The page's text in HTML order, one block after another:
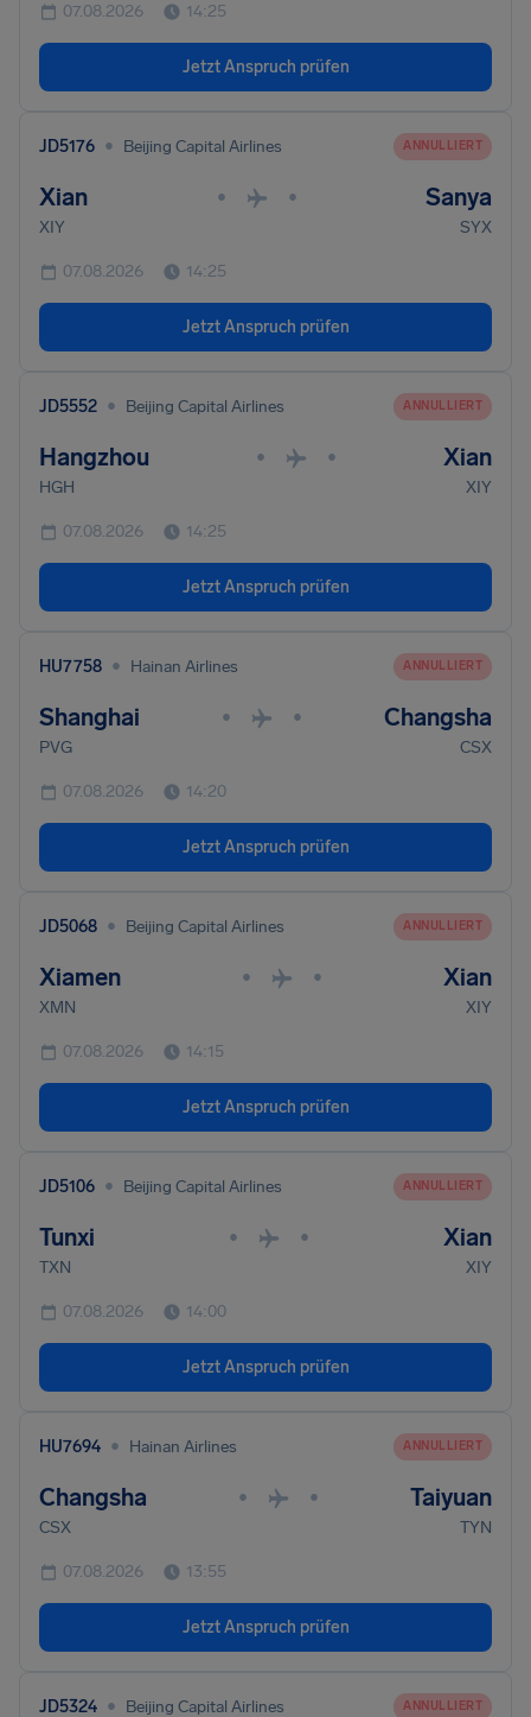
07.08.2026 14:25
Jetzt Anspruch prüfen
JD5176 • Beijing Capital Airlines ANNULLIERT
Xian • • Sanya
XIY SYX
07.08.2026 14:25
Jetzt Anspruch prüfen
JD5552 • Beijing Capital Airlines ANNULLIERT
Hangzhou • • Xian
HGH XIY
07.08.2026 14:25
Jetzt Anspruch prüfen
HU7758 • Hainan Airlines ANNULLIERT
Shanghai • • Changsha
PVG CSX
07.08.2026 14:20
Jetzt Anspruch prüfen
JD5068 • Beijing Capital Airlines ANNULLIERT
Xiamen • • Xian
XMN XIY
07.08.2026 14:15
Jetzt Anspruch prüfen
JD5106 • Beijing Capital Airlines ANNULLIERT
Tunxi • • Xian
TXN XIY
07.08.2026 14:00
Jetzt Anspruch prüfen
HU7694 • Hainan Airlines ANNULLIERT
Changsha • • Taiyuan
CSX TYN
07.08.2026 13:55
Jetzt Anspruch prüfen
JD5324 • Beijing Capital Airlines ANNULLIERT